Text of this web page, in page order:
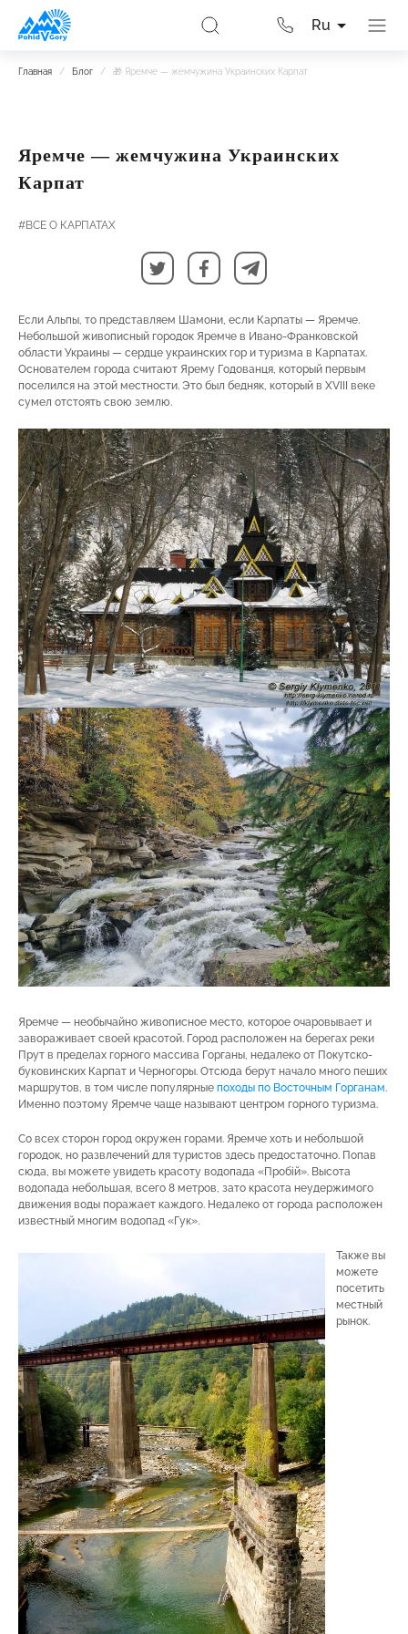
Ru
Главная / Блог / 🎁 Яремче — жемчужина Украинских Карпат
Яремче — жемчужина Украинских
Карпат
#ВСЕ О КАРПАТАХ
Если Альпы, то представляем Шамони, если Карпаты — Яремче.
Небольшой живописный городок Яремче в Ивано-Франковской
области Украины — сердце украинских гор и туризма в Карпатах.
Основателем города считают Ярему Годованця, который первым
поселился на этой местности. Это был бедняк, который в XVIII веке
сумел отстоять свою землю.
Яремче — необычайно живописное место, которое очаровывает и
завораживает своей красотой. Город расположен на берегах реки
Прут в пределах горного массива Горганы, недалеко от Покутско-
буковинских Карпат и Черногоры. Отсюда берут начало много пеших
маршрутов, в том числе популярные походы по Восточным Горганам.
Именно поэтому Яремче чаще называют центром горного туризма.
Со всех сторон город окружен горами. Яремче хоть и небольшой
городок, но развлечений для туристов здесь предостаточно. Попав
сюда, вы можете увидеть красоту водопада «Пробій». Высота
водопада небольшая, всего 8 метров, зато красота неудержимого
движения воды поражает каждого. Недалеко от города расположен
известный многим водопад «Гук».
Также вы
можете
посетить
местный
рынок.